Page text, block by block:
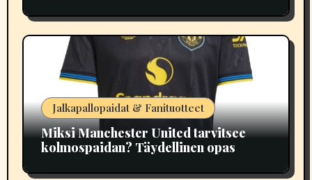
Jalkapallopaidat & Fanituotteet
Miksi Manchester United tarvitsee
kolmospaidan? Täydellinen opas